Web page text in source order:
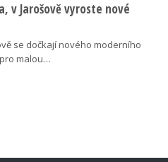
v Jarošově vyroste nové
se dočkají nového moderního
malou…